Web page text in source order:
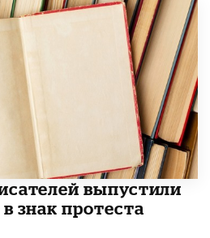
выпустили
знак протеста